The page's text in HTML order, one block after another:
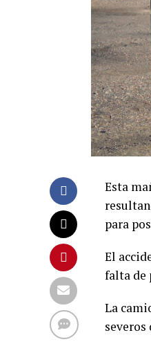
Esta
para
El
falta de
La
severos